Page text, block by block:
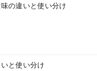
の違いと使い分け
と使い分け